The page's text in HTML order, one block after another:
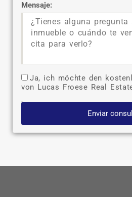
Mensaje:
Ja, ich möchte den
von Lucas Froese Real
Enviar